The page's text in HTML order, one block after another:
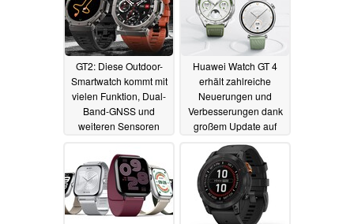
GT2: Diese Outdoor-
Smartwatch kommt mit
vielen Funktion, Dual-
Band-GNSS und
weiteren Sensoren
14.01.2025
Huawei Watch GT 4
erhält zahlreiche
Neuerungen und
Verbesserungen dank
großem Update auf
13.01.2025